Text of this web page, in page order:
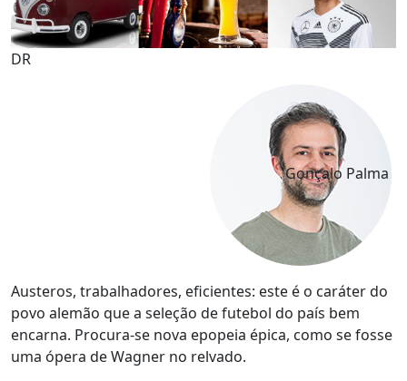
DR
Gonçalo Palma
Austeros, trabalhadores, eficientes: este é o caráter do
povo alemão que a seleção de futebol do país bem
encarna. Procura-se nova epopeia épica, como se fosse
uma ópera de Wagner no relvado.